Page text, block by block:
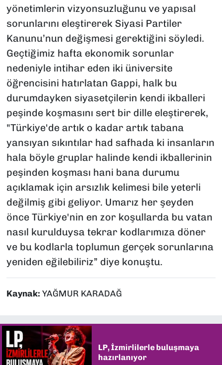
yönetimlerin vizyonsuzluğunu ve yapısal
sorunlarını eleştirerek Siyasi Partiler
Kanunu’nun değişmesi gerektiğini söyledi.
Geçtiğimiz hafta ekonomik sorunlar
nedeniyle intihar eden iki üniversite
öğrencisini hatırlatan Gappi, halk bu
durumdayken siyasetçilerin kendi ikballeri
peşinde koşmasını sert bir dille eleştirerek,
"Türkiye'de artık o kadar artık tabana
yansıyan sıkıntılar had safhada ki insanların
hala böyle gruplar halinde kendi ikballerinin
peşinden koşması hani bana durumu
açıklamak için arsızlık kelimesi bile yeterli
değilmiş gibi geliyor. Umarız her şeyden
önce Türkiye'nin en zor koşullarda bu vatan
nasıl kurulduysa tekrar kodlarımıza döner
ve bu kodlarla toplumun gerçek sorunlarına
yeniden eğilebiliriz” diye konuştu.
Kaynak: YAĞMUR KARADAĞ
LP, İzmirlilerle buluşmaya
hazırlanıyor